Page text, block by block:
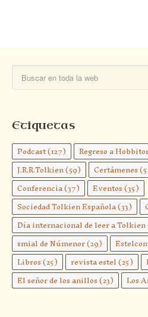
Etiquetas
Podcast(127) Regreso a
J.R.R.Tolkien(59) Certámenes
Conferencia(37) Eventos(35)
Sociedad Tolkien Española(33)
Día internacional de leer a Tolkien
smial de Númenor(29) Estelcon
Libros(25) revista estel(25)
El señor de los anillos(23) Los